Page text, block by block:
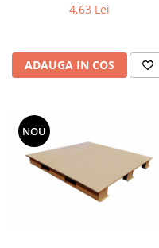
4,63 Lei
ADAUGA IN COS
NOU